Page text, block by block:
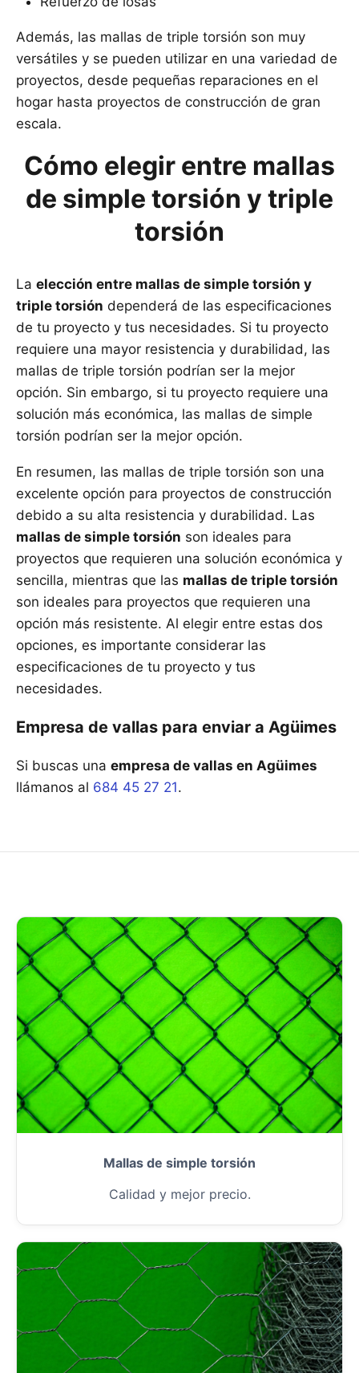
Además, las mallas de triple torsión son muy
versátiles y se pueden utilizar en una variedad de
proyectos, desde pequeñas reparaciones en el
hogar hasta proyectos de construcción de gran
escala.
Cómo elegir entre mallas
de simple torsión y triple
torsión
La elección entre mallas de simple torsión y
triple torsión dependerá de las especificaciones
de tu proyecto y tus necesidades. Si tu proyecto
requiere una mayor resistencia y durabilidad, las
mallas de triple torsión podrían ser la mejor
opción. Sin embargo, si tu proyecto requiere una
solución más económica, las mallas de simple
torsión podrían ser la mejor opción.
En resumen, las mallas de triple torsión son una
excelente opción para proyectos de construcción
debido a su alta resistencia y durabilidad. Las
mallas de simple torsión son ideales para
proyectos que requieren una solución económica y
sencilla, mientras que las mallas de triple torsión
son ideales para proyectos que requieren una
opción más resistente. Al elegir entre estas dos
opciones, es importante considerar las
especificaciones de tu proyecto y tus
necesidades.
Empresa de vallas para enviar a Agüimes
Si buscas una empresa de vallas en Agüimes
llámanos al 684 45 27 21.
Mallas de simple torsión
Calidad y mejor precio.